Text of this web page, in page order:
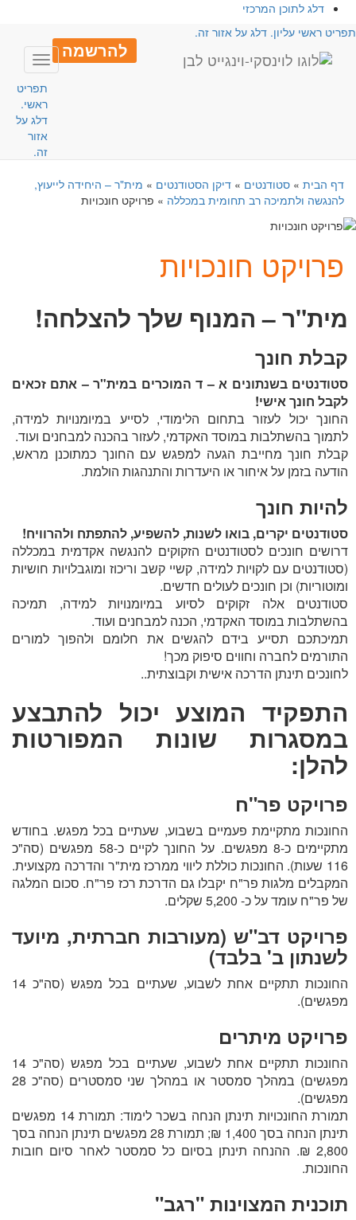
דלג לתוכן המרכזי
ראשי עליון. דלג על אזור זה.
להרשמה
Toggle
תפריט
ראשי.
דלג על
אזור
זה.
דף הבית» סטודנטים» דיקן הסטודנטים» מית"ר – היחידה לייעוץ,
להנגשה ולתמיכה רב תחומית במכללה» פרויקט חונכויות
פרויקט חונכויות
מית"ר – המנוף שלך להצלחה!
קבלת חונך
סטודנטים בשנתונים א – ד המוכרים במית"ר – אתם זכאים
לקבל חונך אישי!
החונך יכול לעזור בתחום הלימודי, לסייע במיומנויות למידה,
לתמוך בהשתלבות במוסד האקדמי, לעזור בהכנה למבחנים ועוד.
קבלת חונך מחייבת הגעה למפגש עם החונך כמתוכנן מראש,
הודעה בזמן על איחור או היעדרות והתנהגות הולמת.
להיות חונך
סטודנטים יקרים, בואו לשנות, להשפיע, להתפתח ולהרוויח!
דרושים חונכים לסטודנטים הזקוקים להנגשה אקדמית במכללה
(סטודנטים עם לקויות למידה, קשיי קשב וריכוז ומוגבלויות חושיות
ומוטוריות) וכן חונכים לעולים חדשים.
סטודנטים אלה זקוקים לסיוע במיומנויות למידה, תמיכה
בהשתלבות במוסד האקדמי, הכנה למבחנים ועוד.
תמיכתכם תסייע בידם להגשים את חלומם ולהפוך למורים
התורמים לחברה וחווים סיפוק מכך!
לחונכים תינתן הדרכה אישית וקבוצתית..
התפקיד המוצע יכול להתבצע
במסגרות שונות המפורטות
להלן:
פרויקט פר"ח
החונכות מתקיימת פעמיים בשבוע, שעתיים בכל מפגש. בחודש
מתקיימים כ-8 מפגשים. על החונך לקיים כ-58 מפגשים (סה"כ
116 שעות). החונכות כוללת ליווי ממרכז מית"ר והדרכה מקצועית.
המקבלים מלגות פר"ח יקבלו גם הדרכת רכז פר"ח. סכום המלגה
של פר"ח עומד על כ- 5,200 שקלים.
פרויקט דב"ש (מעורבות חברתית, מיועד
לשנתון ב' בלבד)
החונכות תתקיים אחת לשבוע, שעתיים בכל מפגש (סה"כ 14
מפגשים).
פרויקט מיתרים
החונכות תתקיים אחת לשבוע, שעתיים בכל מפגש (סה"כ 14
מפגשים) במהלך סמסטר או במהלך שני סמסטרים (סה"כ 28
מפגשים).
תמורת החונכויות תינתן הנחה בשכר לימוד: תמורת 14 מפגשים
תינתן הנחה בסך 1,400 ₪; תמורת 28 מפגשים תינתן הנחה בסך
2,800 ₪. ההנחה תינתן בסיום כל סמסטר לאחר סיום חובות
החונכות.
תוכנית המצוינות "רגב"